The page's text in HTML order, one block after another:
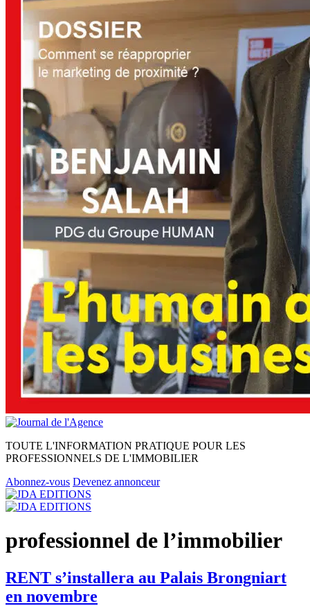
TOUTE L'INFORMATION PRATIQUE POUR LES
PROFESSIONNELS DE L'IMMOBILIER
Abonnez-vous Devenez annonceur
professionnel de l’immobilier
RENT s’installera au Palais Brongniart
en novembre